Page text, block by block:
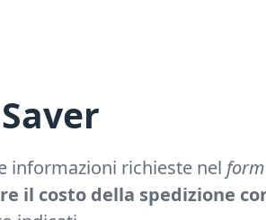
informazioni richieste nel form
il costo della spedizione